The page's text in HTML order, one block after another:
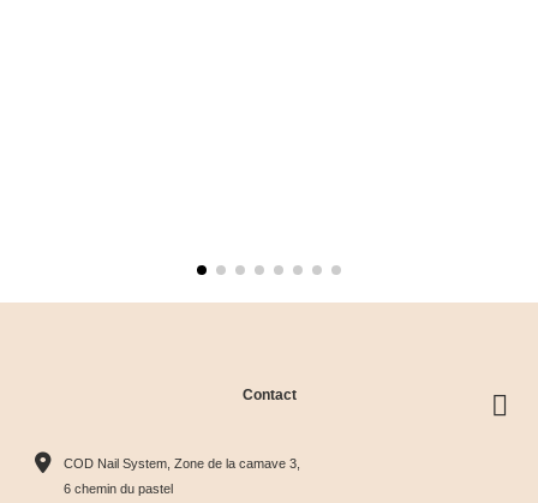
Contact
COD Nail System, Zone de la camave 3,
6 chemin du pastel